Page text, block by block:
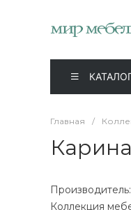
Главная /
Производитель:
Коллекция